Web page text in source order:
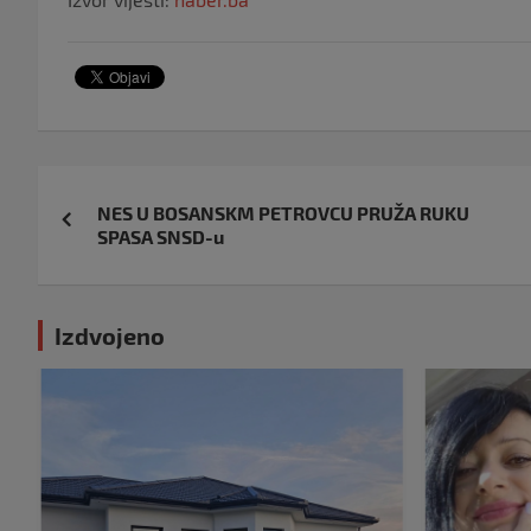
objava
NES U BOSANSKM PETROVCU PRUŽA RUKU
SPASA SNSD-u
Izdvojeno